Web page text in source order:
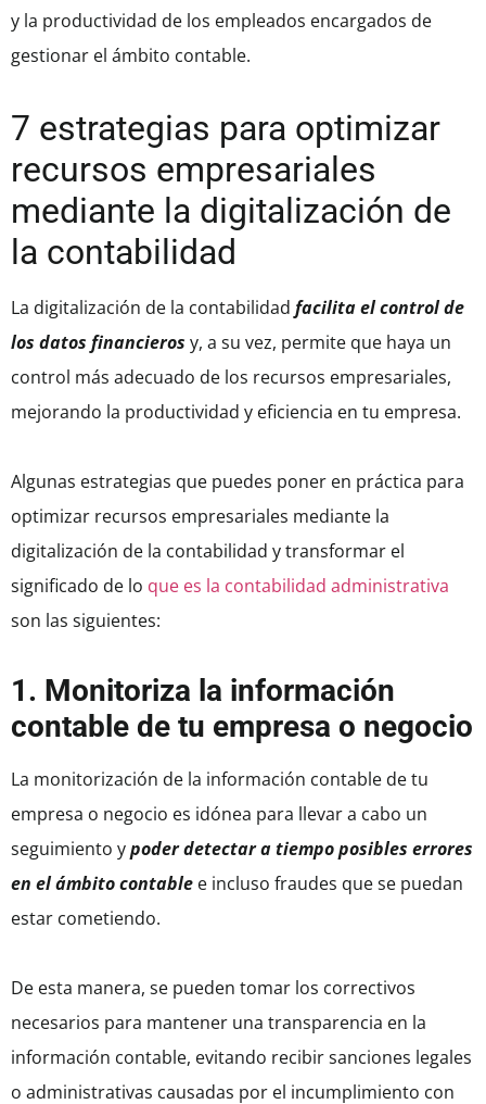
y la productividad de los empleados encargados de
gestionar el ámbito contable.
7 estrategias para optimizar
recursos empresariales
mediante la digitalización de
la contabilidad
La digitalización de la contabilidad facilita el control de
los datos financieros y, a su vez, permite que haya un
control más adecuado de los recursos empresariales,
mejorando la productividad y eficiencia en tu empresa.
Algunas estrategias que puedes poner en práctica para
optimizar recursos empresariales mediante la
digitalización de la contabilidad y transformar el
significado de lo que es la contabilidad administrativa
son las siguientes:
1. Monitoriza la información
contable de tu empresa o negocio
La monitorización de la información contable de tu
empresa o negocio es idónea para llevar a cabo un
seguimiento ypoder detectar a tiempo posibles errores
en el ámbito contable e incluso fraudes que se puedan
estar cometiendo.
De esta manera, se pueden tomar los correctivos
necesarios para mantener una transparencia en la
información contable, evitando recibir sanciones legales
o administrativas causadas por el incumplimiento con